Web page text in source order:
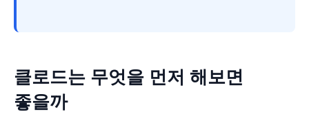
클로드는 무엇을 먼저 해보면
좋을까